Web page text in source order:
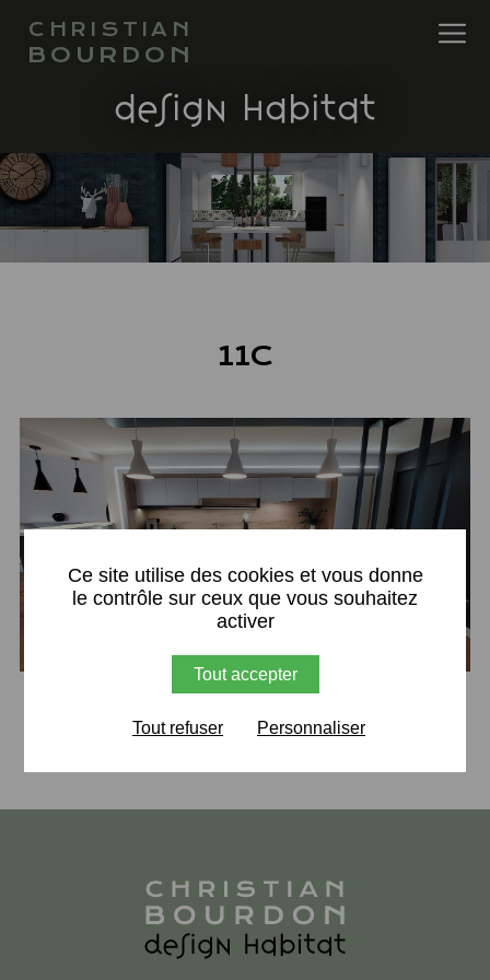
CHRISTIAN
BOURDON
design habitat
11C
Retour
Ce site utilise des cookies et vous donne
le contrôle sur ceux que vous souhaitez
activer
Tout accepter
Tout refuser Personnaliser